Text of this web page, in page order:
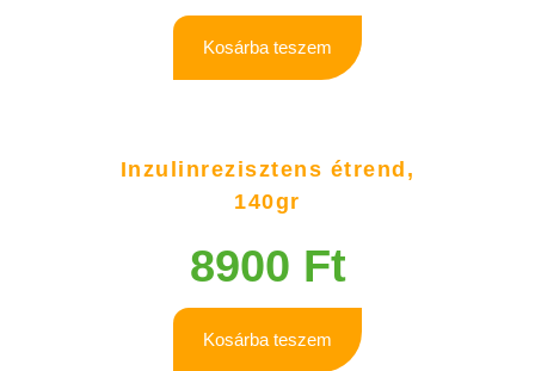
Kosárba teszem
Inzulinrezisztens étrend,
140gr
8900 Ft
Kosárba teszem